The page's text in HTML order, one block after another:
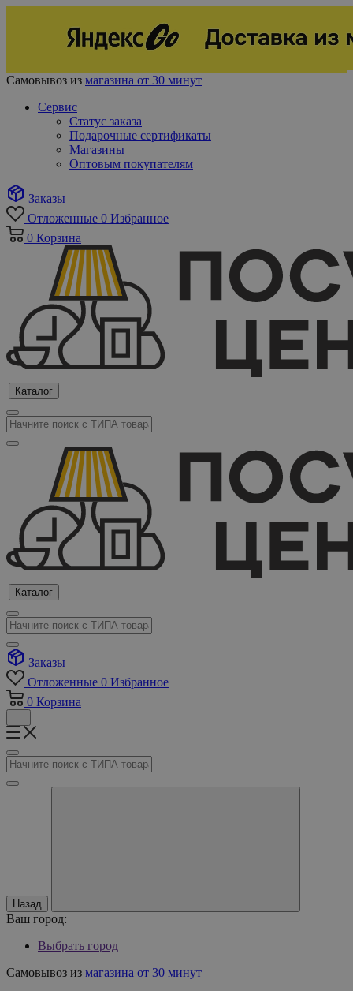
Самовывоз из магазина от 30 минут
Сервис
Статус заказа
Подарочные сертификаты
Магазины
Оптовым покупателям
Заказы
Отложенные 0 Избранное
0 Корзина
Каталог
Каталог
Заказы
Отложенные 0 Избранное
0 Корзина
Назад
Ваш город:
Выбрать город
Самовывоз из магазина от 30 минут